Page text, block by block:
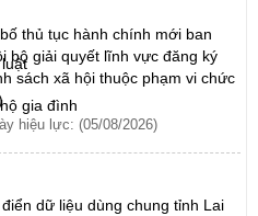
thủ tục hành chính mới ban
bộ giải quyết lĩnh vực đăng ký
sách xã hội thuộc phạm vi chức
hiệu lực: (05/08/2026)
dữ liệu dùng chung tỉnh Lai
gia đình